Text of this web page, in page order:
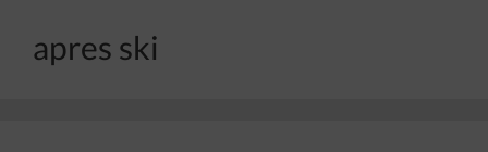
apres ski